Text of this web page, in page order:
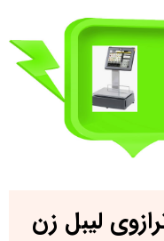
لیبل زن